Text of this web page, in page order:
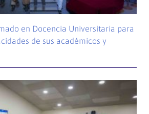
en Docencia Universitaria para
de sus académicos y